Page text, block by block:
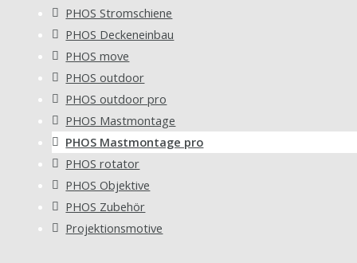
PHOS Stromschiene
PHOS Deckeneinbau
PHOS move
PHOS outdoor
PHOS outdoor pro
PHOS Mastmontage
PHOS Mastmontage pro
PHOS rotator
PHOS Objektive
PHOS Zubehör
Projektionsmotive